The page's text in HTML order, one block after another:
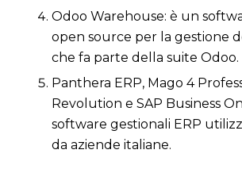
Odoo Warehouse: è un
open source per la gestione
che fa parte della suite Odoo.
Panthera ERP, Mago 4
Revolution e SAP Business
software gestionali ERP
da aziende italiane.